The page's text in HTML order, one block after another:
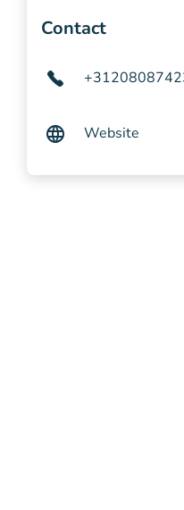
Contact
Website